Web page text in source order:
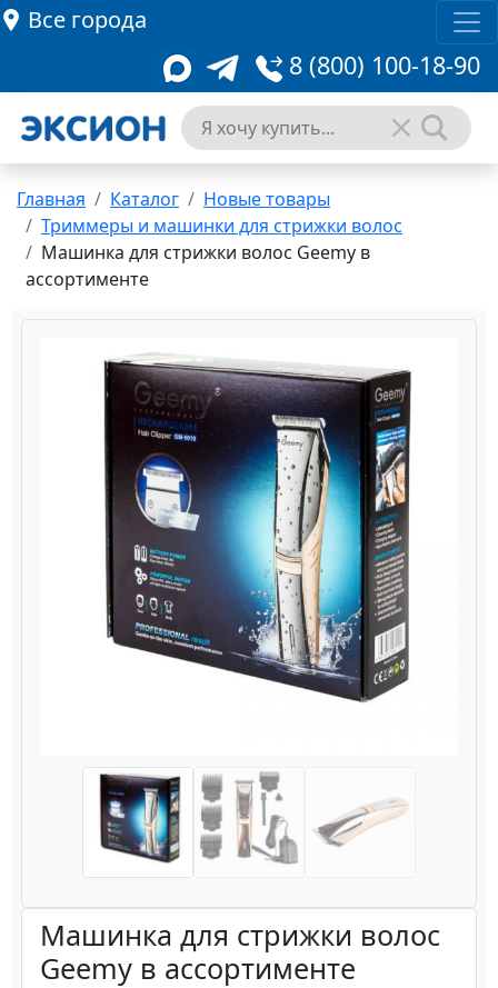
Все города
8 (800) 100-18-90
Главная Каталог
Новые товары
Триммеры и машинки для стрижки волоc
Машинка для стрижки волоc Geemy в
ассортименте
Назад
Машинка для стрижки волоc
Geemy в ассортименте